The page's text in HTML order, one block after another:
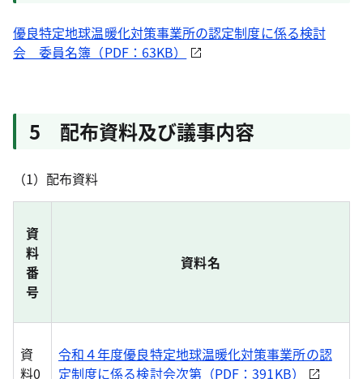
優良特定地球温暖化対策事業所の認定制度に係る検討
会 委員名簿（PDF：63KB）
5 配布資料及び議事内容
（1）配布資料
資
料
番
号
資料名
資
料0
令和４年度優良特定地球温暖化対策事業所の認
定制度に係る検討会次第（PDF：391KB）